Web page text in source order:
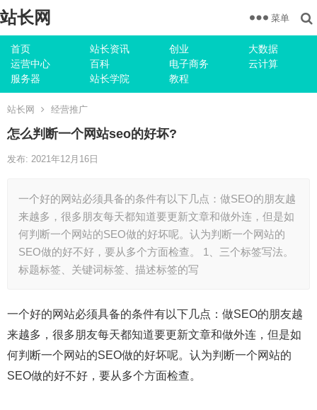
站长网
首页 站长资讯 创业
大数据
运营中心
百科 电子商务
云计算
服务器
站长学院 教程
菜单
站长网 经营推广
怎么判断一个网站seo的好坏?
发布: 2021年12月16日
一个好的网站必须具备的条件有以下几点：做SEO的朋友越
来越多，很多朋友每天都知道要更新文章和做外连，但是如
何判断一个网站的SEO做的好坏呢。认为判断一个网站的
SEO做的好不好，要从多个方面检查。 1、三个标签写法。
标题标签、关键词标签、描述标签的写
一个好的网站必须具备的条件有以下几点：做SEO的朋友越
来越多，很多朋友每天都知道要更新文章和做外连，但是如
何判断一个网站的SEO做的好坏呢。认为判断一个网站的
SEO做的好不好，要从多个方面检查。